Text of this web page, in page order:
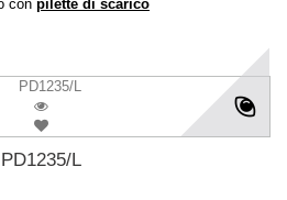
con pilette di scarico
PD1235/L